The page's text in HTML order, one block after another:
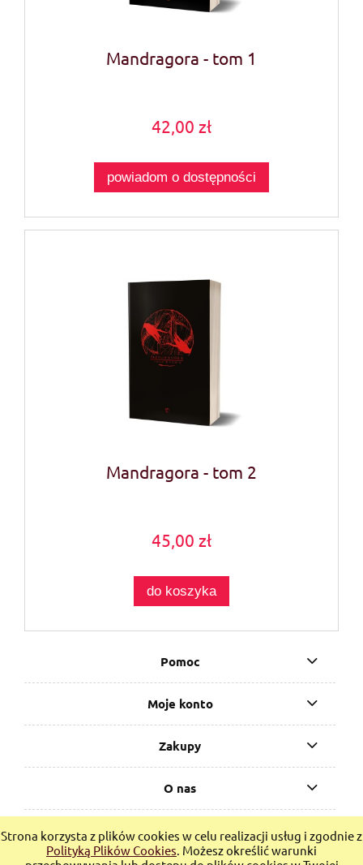
Strona korzysta z plików cookies w celu realizacji usług i zgodnie z
Polityką Plików Cookies. Możesz określić warunki
Mandragora - tom 1
42,00 zł
powiadom o dostępności
Mandragora - tom 2
45,00 zł
do koszyka
Pomoc
Moje konto
Zakupy
O nas
LGBTQ+